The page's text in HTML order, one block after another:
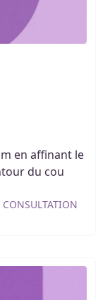
en affinant le
du cou
CONSULTATION